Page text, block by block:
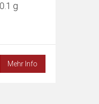
g
Mehr Info